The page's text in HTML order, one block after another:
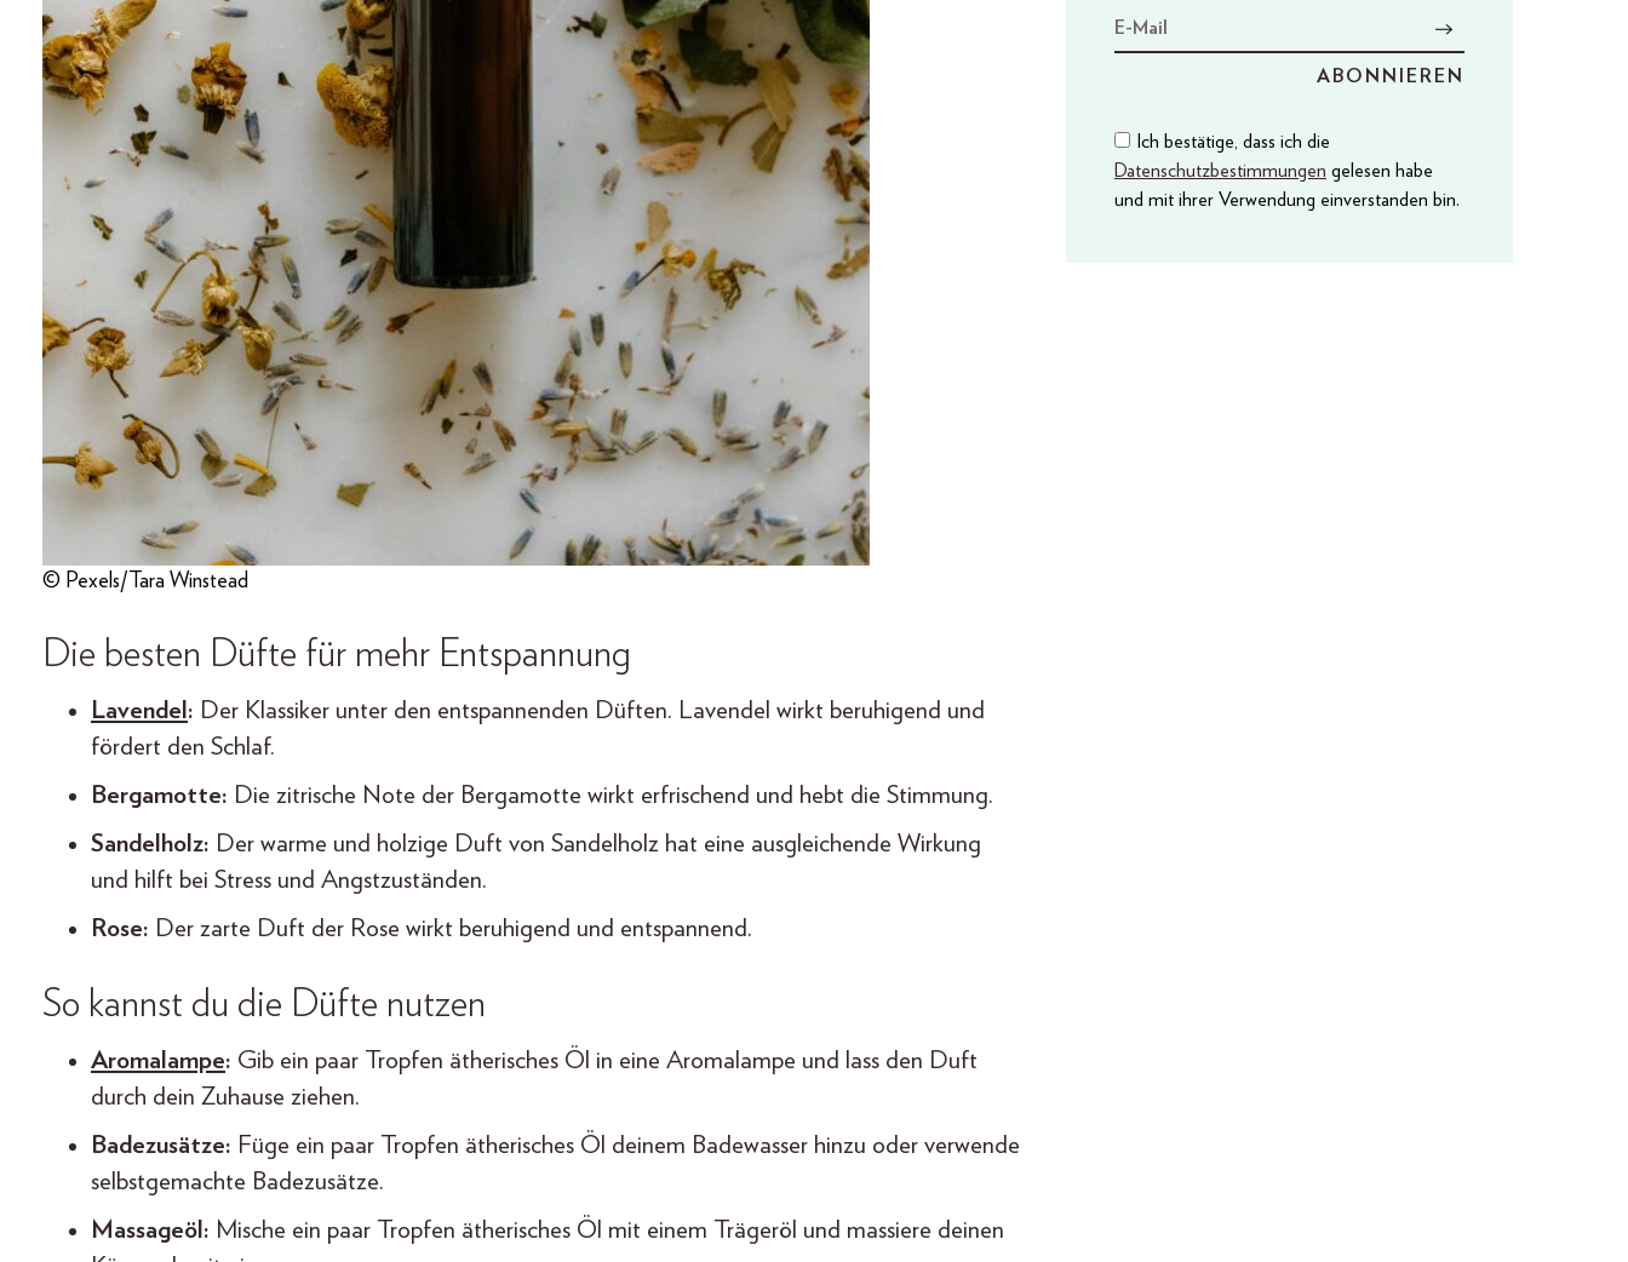
© Pexels/Tara Winstead
Die besten Düfte für mehr Entspannung
Lavendel : Der Klassiker unter den entspannenden Düften. Lavendel wirkt beruhigend und
fördert den Schlaf.
Bergamotte: Die zitrische Note der Bergamotte wirkt erfrischend und hebt die Stimmung.
Sandelholz: Der warme und holzige Duft von Sandelholz hat eine ausgleichende Wirkung
und hilft bei Stress und Angstzuständen.
Rose: Der zarte Duft der Rose wirkt beruhigend und entspannend.
So kannst du die Düfte nutzen
Aromalampe: Gib ein paar Tropfen ätherisches Öl in eine Aromalampe und lass den Duft
durch dein Zuhause ziehen.
Badezusätze: Füge ein paar Tropfen ätherisches Öl deinem Badewasser hinzu oder verwende
selbstgemachte Badezusätze.
Massageöl: Mische ein paar Tropfen ätherisches Öl mit einem Trägeröl und massiere deinen
Ich bestätige, dass ich die
Datenschutzbestimmungen gelesen habe
und mit ihrer Verwendung einverstanden bin.